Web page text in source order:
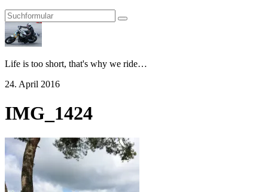
Search
Pit's
Blog
Life is too short, that's why we ride…
24. April 2016
IMG_1424